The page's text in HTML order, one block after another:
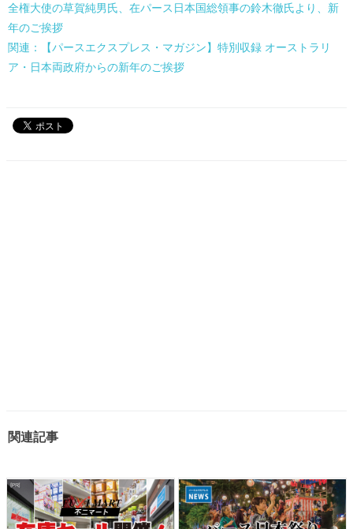
全権大使の草賀純男氏、在パース日本国総領事の鈴木徹氏より、新
年のご挨拶
関連：【パースエクスプレス・マガジン】特別収録 オーストラリ
ア・日本両政府からの新年のご挨拶
関連記事